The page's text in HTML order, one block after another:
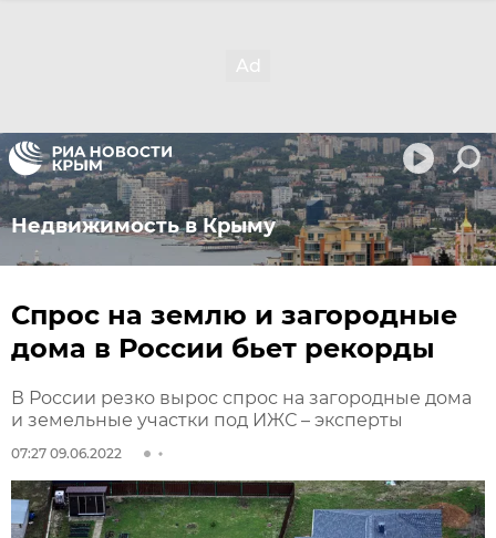
Недвижимость в Крыму
Спрос на землю и загородные
дома в России бьет рекорды
В России резко вырос спрос на загородные дома
и земельные участки под ИЖС – эксперты
07:27 09.06.2022